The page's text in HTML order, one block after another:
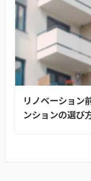
リノベーション
ンションの選び